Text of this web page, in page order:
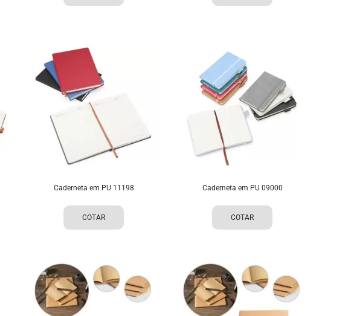
Caderneta em PU 11198
COTAR
Caderneta em PU 09000
COTAR